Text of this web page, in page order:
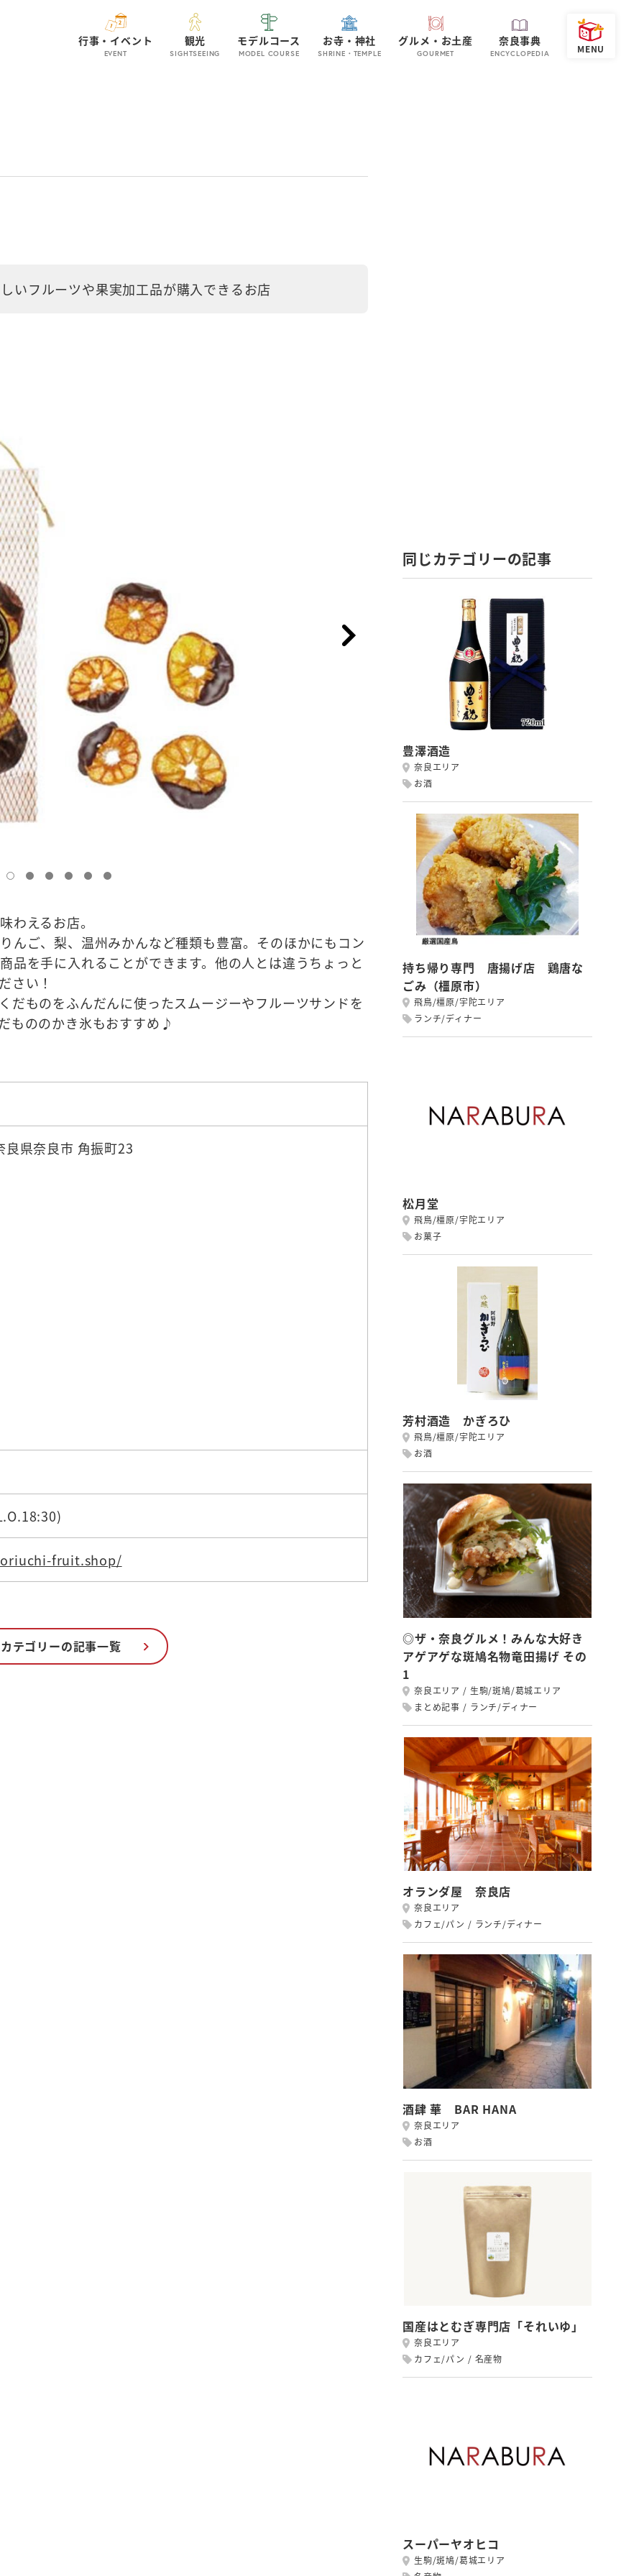
行事・イベント
EVENT
観光
SIGHTSEEING
モデルコース
MODEL COURSE
お寺・神社
SHRINE・TEMPLE
グルメ・お土産
GOURMET
奈良事典
ENCYCLOPEDIA
いフルーツや果実加工品が購入できるお店
わえるお店。
んご、梨、温州みかんなど種類も豊富。そのほかにもコン
品を手に入れることができます。他の人とは違うちょっと
さい！
だものをふんだんに使ったスムージーやフルーツサンドを
もののかき氷もおすすめ♪
県奈良市 角振町23
fruit.shop/
テゴリーの記事一覧
同じカテゴリーの記事
豊澤酒造
奈良エリア
お酒
持ち帰り専門 唐揚げ店 鶏唐な
ごみ（橿原市）
飛鳥/橿原/宇陀エリア
ランチ/ディナー
松月堂
飛鳥/橿原/宇陀エリア
お菓子
芳村酒造 かぎろひ
飛鳥/橿原/宇陀エリア
お酒
◎ザ・奈良グルメ！みんな大好き
アゲアゲな斑鳩名物竜田揚げ その
1
奈良エリア
生駒/斑鳩/葛城エリア
まとめ記事
ランチ/ディナー
オランダ屋 奈良店
奈良エリア
カフェ/パン
ランチ/ディナー
酒肆 華 BAR HANA
奈良エリア
お酒
国産はとむぎ専門店「それいゆ」
奈良エリア
カフェ/パン
名産物
スーパーヤオヒコ
生駒/斑鳩/葛城エリア